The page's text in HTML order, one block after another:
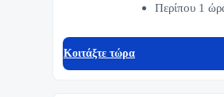
Περίπου 1
Κοιτάξτε τώρα